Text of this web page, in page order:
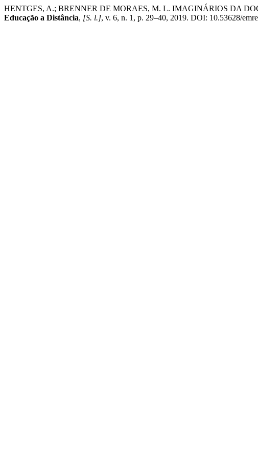
HENTGES, A.; BRENNER DE MORAES, M. L. IMAGINÁRIOS DA
Educação a Distância, [S. l.], v. 6, n. 1, p. 29–40, 2019. DOI: 10.53628/